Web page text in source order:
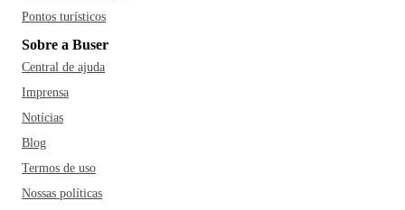
Pontos turísticos
Sobre a Buser
Central de ajuda
Imprensa
Notícias
Blog
Termos de uso
Nossas políticas